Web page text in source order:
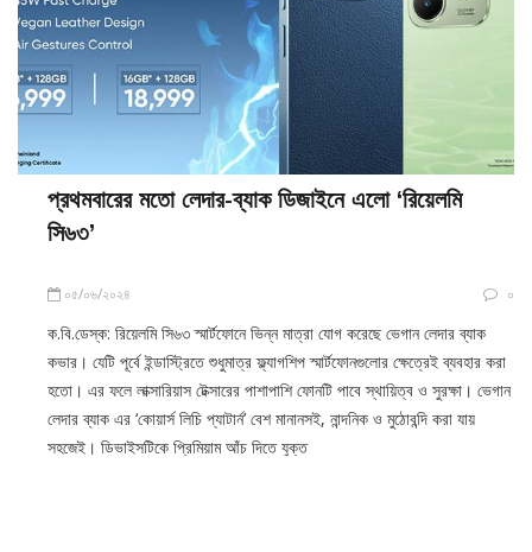
প্রথমবারের মতো লেদার-ব্যাক ডিজাইনে এলো ‘রিয়েলমি
সি৬৩’
০৫/০৬/২০২৪ ০
ক.বি.ডেস্ক: রিয়েলমি সি৬৩ স্মার্টফোনে ভিন্ন মাত্রা যোগ করেছে ভেগান লেদার ব্যাক
কভার। যেটি পূর্বে ইন্ডাস্ট্রিতে শুধুমাত্র ফ্ল্যাগশিপ স্মার্টফোনগুলোর ক্ষেত্রেই ব্যবহার করা
হতো। এর ফলে লাক্সারিয়াস টেক্সারের পাশাপাশি ফোনটি পাবে স্থায়িত্ব ও সুরক্ষা। ভেগান
লেদার ব্যাক এর ‘কোয়ার্স লিচি প্যাটার্ন’ বেশ মানানসই, নান্দনিক ও মুঠোবন্দি করা যায়
সহজেই। ডিভাইসটিকে প্রিমিয়াম আঁচ দিতে যুক্ত